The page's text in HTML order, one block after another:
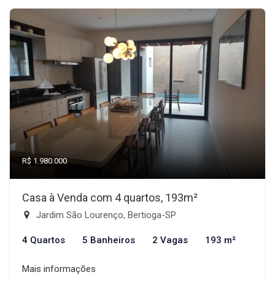
R$ 1.980.000
Casa à Venda com 4 quartos, 193m²
Jardim São Lourenço, Bertioga-SP
4 Quartos 5 Banheiros 2 Vagas 193 m²
Mais informações